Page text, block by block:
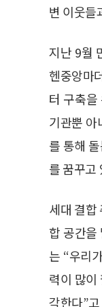
변 이웃들
지난 9월
헨중앙마
터 구축
기관뿐 아
를 통해
를 꿈꾸고
세대 결합
합 공간을
는 “우리
력이 많이
각한다”